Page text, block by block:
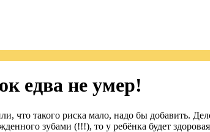
едва не умер!
что такого риска мало, надо бы добавить.
зубами (!!!), то у ребёнка будет